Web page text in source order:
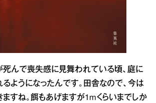
死んで喪失感に見舞われている頃、庭に
ようになったんです。田舎なので、今は
すね。餌もあげますが1mくらいまでしか